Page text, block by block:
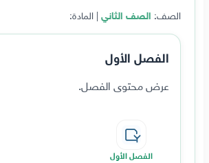
الصف: الصف الثاني | المادة:
الفصل الأول
عرض محتوى الفصل.
الفصل الأول